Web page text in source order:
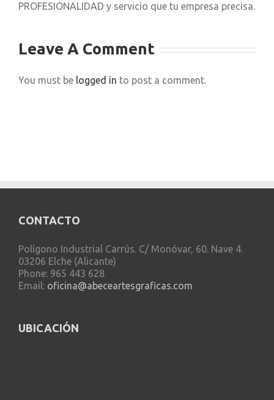
PROFESIONALIDAD y servicio que tu empresa precisa.
Leave A Comment
You must be logged in to post a comment.
CONTACTO
Polígono Industrial Carrús. C/ Monóvar, 60. Nave 4.
03206 Elche (Alicante)
Phone: 965 443 628
Email: oficina@abeceartesgraficas.com
UBICACIÓN